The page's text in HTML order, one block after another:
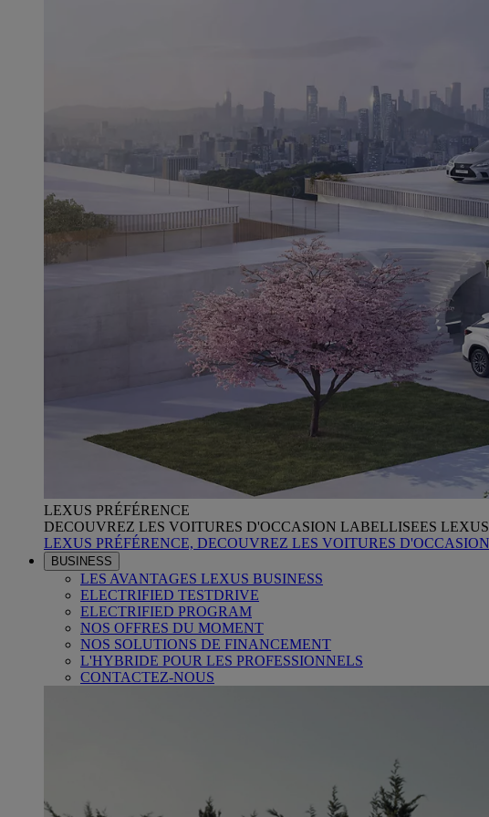
LEXUS PRÉFÉRENCE
DECOUVREZ LES VOITURES D'OCCASION LABELLISEES LEXUS
LEXUS PRÉFÉRENCE, DECOUVREZ LES VOITURES
BUSINESS
LES AVANTAGES LEXUS BUSINESS
ELECTRIFIED TESTDRIVE
ELECTRIFIED PROGRAM
NOS OFFRES DU MOMENT
NOS SOLUTIONS DE FINANCEMENT
L'HYBRIDE POUR LES PROFESSIONNELS
CONTACTEZ-NOUS